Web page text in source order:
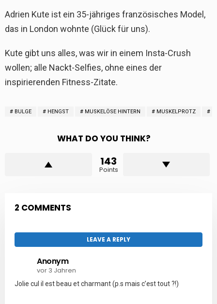
Adrien Kute ist ein 35-jähriges französisches Model,
das in London wohnte (Glück für uns).
Kute gibt uns alles, was wir in einem Insta-Crush
wollen; alle Nackt-Selfies, ohne eines der
inspirierenden Fitness-Zitate.
BULGE HENGST MUSKELÖSE HINTERN MUSKELPROTZ
WHAT DO YOU THINK?
143
Points
2 COMMENTS
LEAVE A REPLY
Anonym
vor 3 Jahren
Jolie cul il est beau et charmant (p.s mais c’est tout ?!)